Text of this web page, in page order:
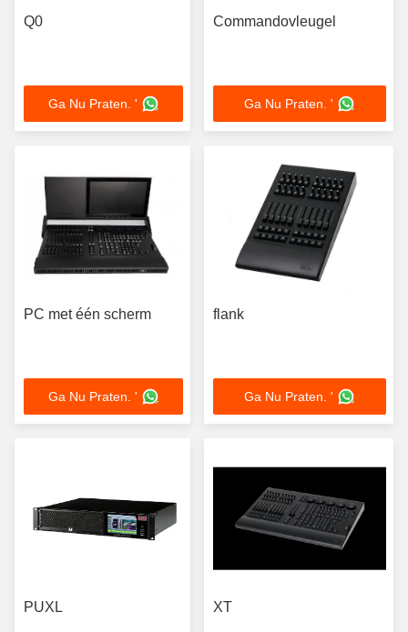
Q0
Ga Nu Praten. '
Commandovleugel
Ga Nu Praten. '
PC met één scherm
Ga Nu Praten. '
flank
Ga Nu Praten. '
PUXL XT